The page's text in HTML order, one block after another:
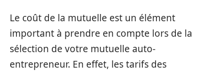
Le coût de la mutuelle est un élément
important à prendre en compte lors de la
sélection de votre mutuelle auto-
entrepreneur. En effet, les tarifs des